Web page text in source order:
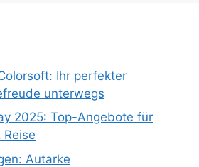
Ihr perfekter
unterwegs
2025: Top-Angebote für
Reise
Autarke